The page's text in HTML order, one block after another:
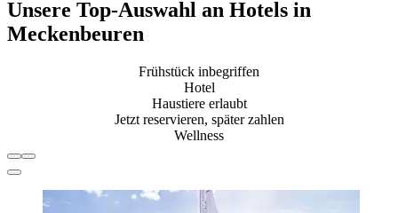
Unsere Top-Auswahl an Hotels in
Meckenbeuren
Frühstück inbegriffen
Hotel
Haustiere erlaubt
Jetzt reservieren, später zahlen
Wellness